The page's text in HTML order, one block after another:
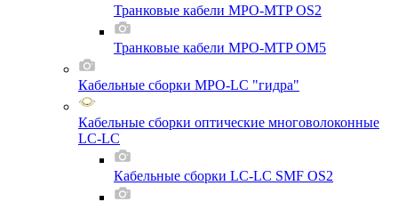
Транковые кабели MPO-MTP OS2
Транковые кабели MPO-MTP OM5
Кабельные сборки MPO-LC "гидра"
Кабельные сборки оптические многоволоконные
LC-LC
Кабельные сборки LC-LC SMF OS2